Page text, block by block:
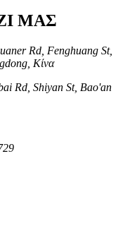
ΜΑΣ
Rd, Fenghuang St,
Κίνα
Rd, Shiyan St, Bao'an